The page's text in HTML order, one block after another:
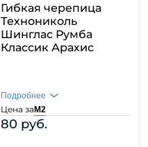
Гибкая черепица
Технониколь
Шинглас Румба
Классик Арахис
Цена заМ2
80 руб.
Подробнее